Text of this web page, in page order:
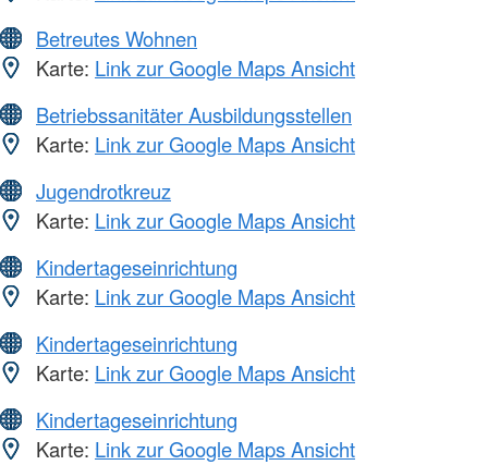
Betreutes Wohnen
Karte: Link zur Google Maps Ansicht
Betriebssanitäter Ausbildungsstellen
Karte: Link zur Google Maps Ansicht
Jugendrotkreuz
Karte: Link zur Google Maps Ansicht
Kindertageseinrichtung
Karte: Link zur Google Maps Ansicht
Kindertageseinrichtung
Karte: Link zur Google Maps Ansicht
Kindertageseinrichtung
Karte: Link zur Google Maps Ansicht